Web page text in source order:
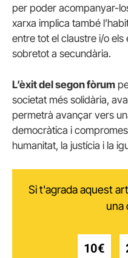
per poder acompanyar-
xarxa implica també
entre tot el claustre i/o
sobretot a secundària.
L’èxit del segon fòrum
societat més solidària,
permetrà avançar vers
democràtica i
humanitat, la justícia i la
Si t'agrada aquest
una
10€